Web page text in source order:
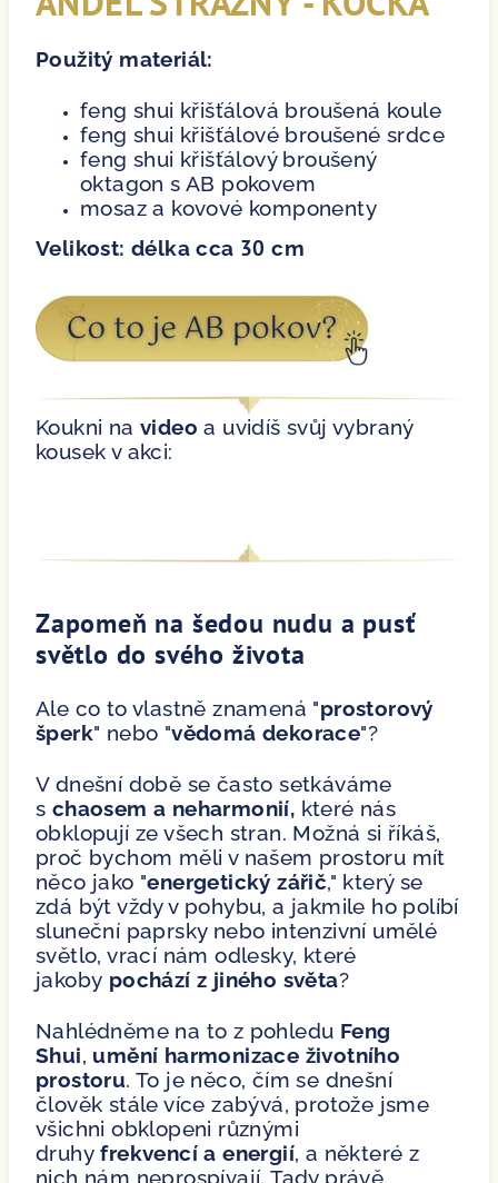
Použitý materiál:
feng shui křišťálová broušená koule
feng shui křišťálové broušené srdce
feng shui křišťálový broušený
oktagon s AB pokovem
mosaz a kovové komponenty
Velikost: délka cca 30 cm
Koukni na video a uvidíš svůj vybraný
kousek v akci:
Zapomeň na šedou nudu a pusť
světlo do svého života
Ale co to vlastně znamená "prostorový
šperk" nebo "vědomá dekorace"?
V dnešní době se často setkáváme
s chaosem a neharmonií, které nás
obklopují ze všech stran. Možná si říkáš,
proč bychom měli v našem prostoru mít
něco jako "energetický zářič," který se
zdá být vždy v pohybu, a jakmile ho políbí
sluneční paprsky nebo intenzivní umělé
světlo, vrací nám odlesky, které
jakoby pochází z jiného světa?
Nahlédněme na to z pohledu Feng
Shui, umění harmonizace životního
prostoru. To je něco, čím se dnešní
člověk stále více zabývá, protože jsme
všichni obklopeni různými
druhyfrekvencí a energií, a některé z
nich nám neprospívají. Tady právě